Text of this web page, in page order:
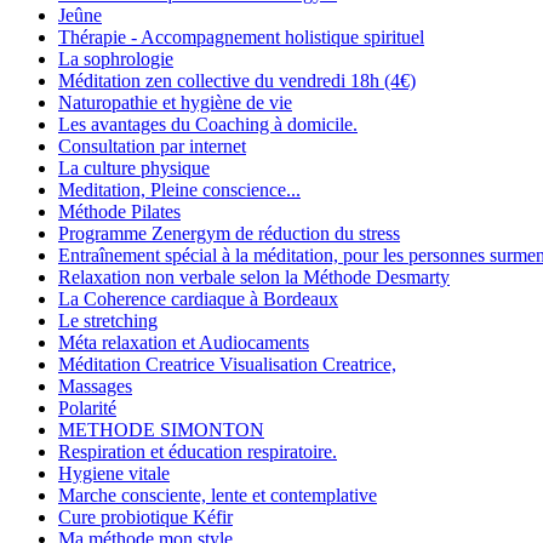
Jeûne
Thérapie - Accompagnement holistique spirituel
La sophrologie
Méditation zen collective du vendredi 18h (4€)
Naturopathie et hygiène de vie
Les avantages du Coaching à domicile.
Consultation par internet
La culture physique
Meditation, Pleine conscience...
Méthode Pilates
Programme Zenergym de réduction du stress
Entraînement spécial à la méditation, pour les personnes
Relaxation non verbale selon la Méthode Desmarty
La Coherence cardiaque à Bordeaux
Le stretching
Méta relaxation et Audiocaments
Méditation Creatrice Visualisation Creatrice,
Massages
Polarité
METHODE SIMONTON
Respiration et éducation respiratoire.
Hygiene vitale
Marche consciente, lente et contemplative
Cure probiotique Kéfir
Ma méthode mon style